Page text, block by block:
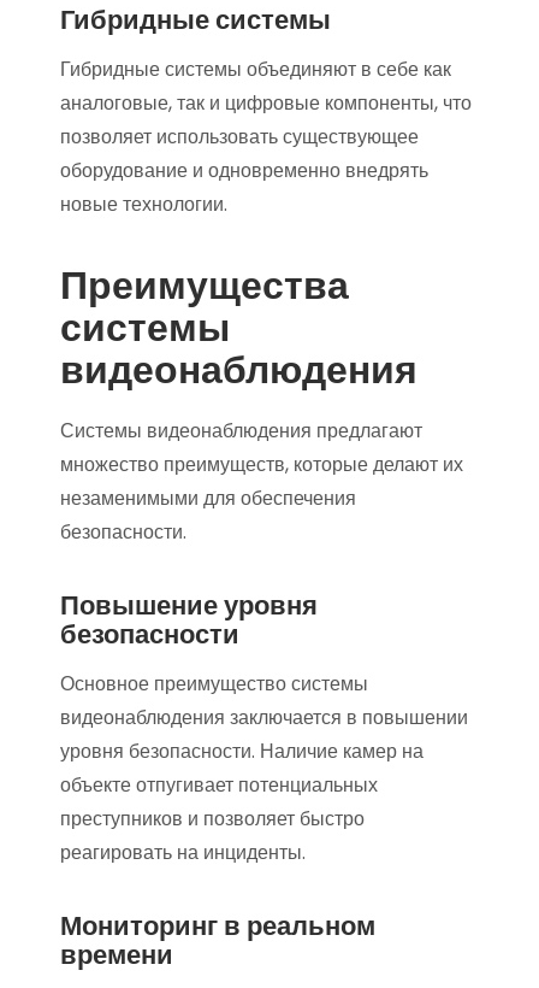
Гибридные системы
Гибридные системы объединяют в себе как
аналоговые, так и цифровые компоненты, что
позволяет использовать существующее
оборудование и одновременно внедрять
новые технологии.
Преимущества
системы
видеонаблюдения
Системы видеонаблюдения предлагают
множество преимуществ, которые делают их
незаменимыми для обеспечения
безопасности.
Повышение уровня
безопасности
Основное преимущество системы
видеонаблюдения заключается в повышении
уровня безопасности. Наличие камер на
объекте отпугивает потенциальных
преступников и позволяет быстро
реагировать на инциденты.
Мониторинг в реальном
времени